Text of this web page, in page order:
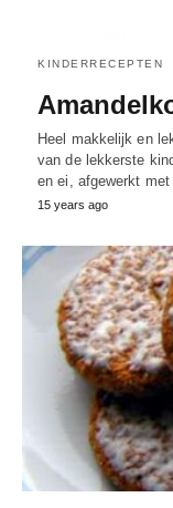
KINDERRECEPTEN
Heel makkelijk en
van de lekkerste
en ei, afgewerkt
15 years ago